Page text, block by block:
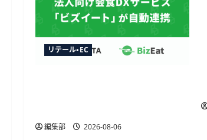
ン
リテール・EC
編集部 2026-08-06